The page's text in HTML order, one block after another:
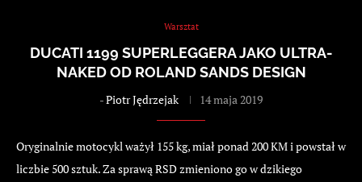
Warsztat
DUCATI 1199 SUPERLEGGERA JAKO ULTRA-
NAKED OD ROLAND SANDS DESIGN
-Piotr Jędrzejak 14 maja 2019
Oryginalnie motocykl ważył 155 kg, miał ponad 200 KM i powstał w
liczbie 500 sztuk. Za sprawą RSD zmieniono go w dzikiego